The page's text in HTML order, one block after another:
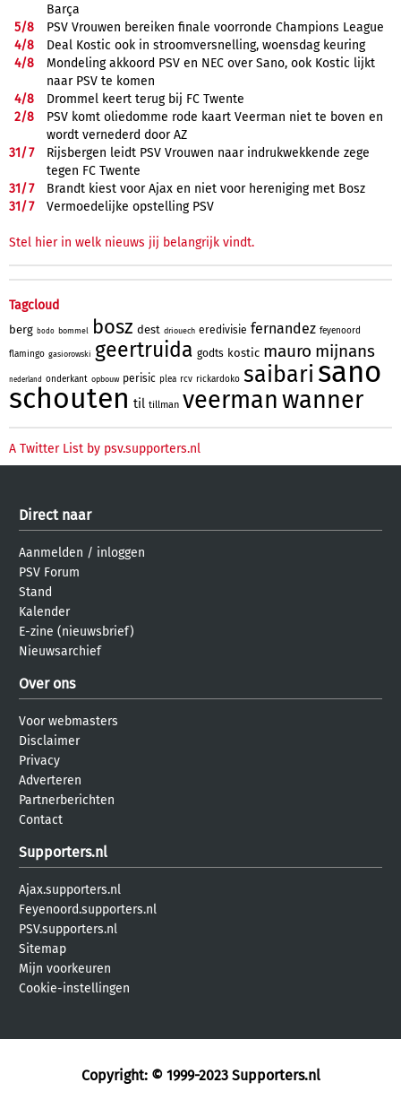
Barça
5/8
PSV Vrouwen bereiken finale voorronde Champions League
4/8
Deal Kostic ook in stroomversnelling, woensdag keuring
4/8
Mondeling akkoord PSV en NEC over Sano, ook Kostic lijkt
naar PSV te komen
4/8
Drommel keert terug bij FC Twente
2/8
PSV komt oliedomme rode kaart Veerman niet te boven en
wordt vernederd door AZ
31/7
Rijsbergen leidt PSV Vrouwen naar indrukwekkende zege
tegen FC Twente
31/7
Brandt kiest voor Ajax en niet voor hereniging met Bosz
31/7 Vermoedelijke opstelling PSV
Stel hier in welk nieuws jij belangrijk vindt.
Tagcloud
berg bodo bommel bosz dest driouech eredivisie fernandez feyenoord
flamingo gasiorowski geertruida godts kostic mauro mijnans
nederland onderkant opbouw perisic plea rcv rickardoko saibari sano
schouten til tillman veermanwanner
A Twitter List by psv.supporters.nl
Direct naar
Aanmelden / inloggen
PSV Forum
Stand
Kalender
E-zine (nieuwsbrief)
Nieuwsarchief
Over ons
Voor webmasters
Disclaimer
Privacy
Adverteren
Partnerberichten
Contact
Supporters.nl
Ajax.supporters.nl
Feyenoord.supporters.nl
PSV.supporters.nl
Sitemap
Mijn voorkeuren
Cookie-instellingen
Copyright: © 1999-2023 Supporters.nl